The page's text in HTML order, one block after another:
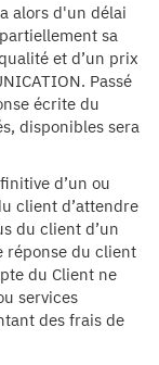
alors d'un délai
sa
et d’un prix
Passé
écrite du
disponibles sera
d’un ou
client d’attendre
du client d’un
réponse du client
du Client ne
services
des frais de